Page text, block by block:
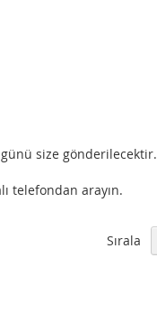
size gönderilecektir.
telefondan arayın.
Sırala